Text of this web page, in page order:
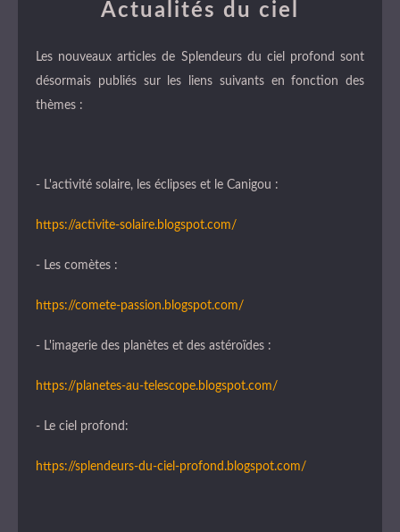
Actualités du ciel
Les nouveaux articles de Splendeurs du ciel profond sont
désormais publiés sur les liens suivants en fonction des
thèmes :
- L'activité solaire, les éclipses et le Canigou :
https://activite-solaire.blogspot.com/
- Les comètes :
https://comete-passion.blogspot.com/
- L'imagerie des planètes et des astéroïdes :
https://planetes-au-telescope.blogspot.com/
- Le ciel profond:
https://splendeurs-du-ciel-profond.blogspot.com/